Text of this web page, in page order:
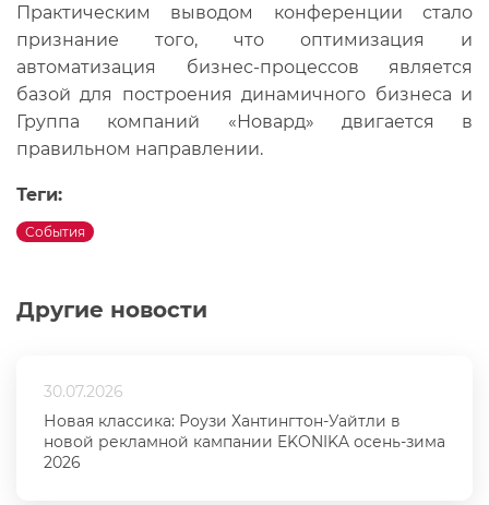
Другие новости
30.07.2026
Новая классика: Роузи Хантингтон-Уайтли в
новой рекламной кампании EKONIKA осень-зима
2026
Практическим выводом конференции стало
признание того, что оптимизация и
автоматизация бизнес-процессов является
базой для построения динамичного бизнеса и
Группа компаний «Новард» двигается в
правильном направлении.
Теги:
События